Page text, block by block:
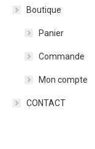
Boutique
Panier
Commande
Mon compte
CONTACT